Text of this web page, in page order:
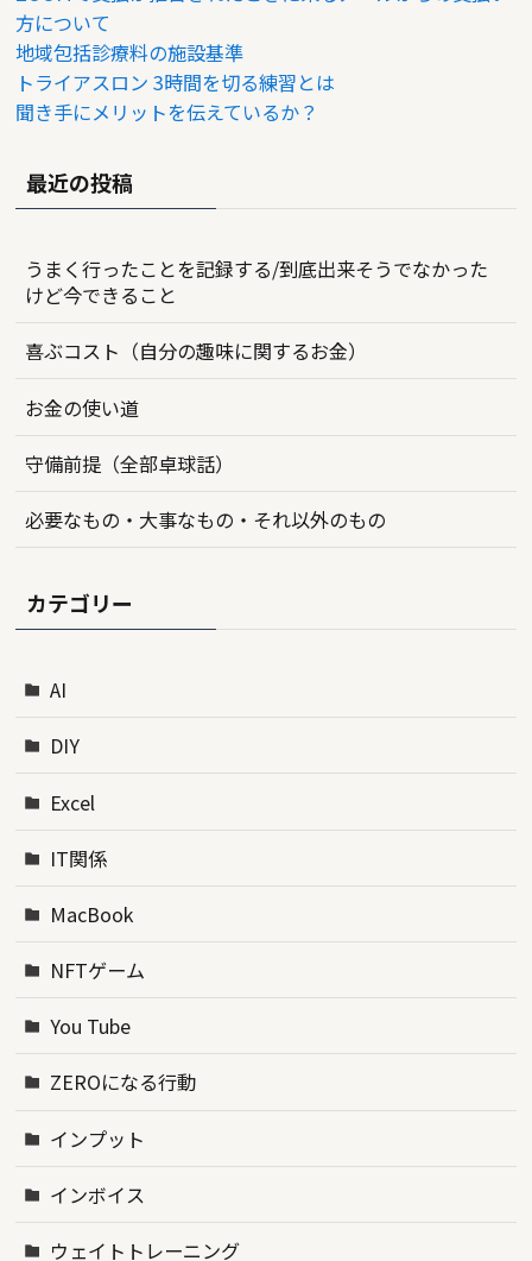
方について
地域包括診療料の施設基準
トライアスロン 3時間を切る練習とは
聞き手にメリットを伝えているか？
最近の投稿
うまく行ったことを記録する/到底出来そうでなかった
けど今できること
喜ぶコスト（自分の趣味に関するお金）
お金の使い道
守備前提（全部卓球話）
必要なもの・大事なもの・それ以外のもの
カテゴリー
AI
DIY
Excel
IT関係
MacBook
NFTゲーム
You Tube
ZEROになる行動
インプット
インボイス
ウェイトトレーニング